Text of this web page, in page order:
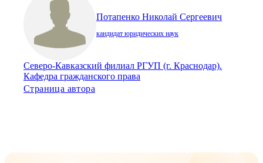
Потапенко Николай Сергеевич
кандидат юридических наук
Северо-Кавказский филиал РГУП (г. Краснодар).
Кафедра гражданского права
Страница автора